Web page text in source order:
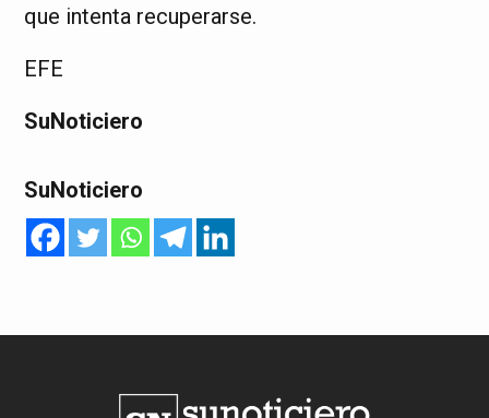
que intenta recuperarse.
EFE
SuNoticiero
SuNoticiero